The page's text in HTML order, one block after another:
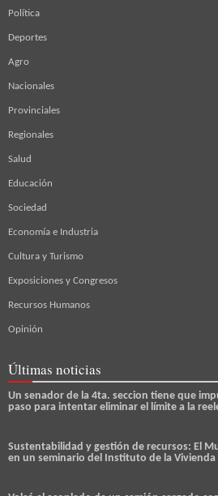
Política
Deportes
Agro
Nacionales
Provinciales
Regionales
Salud
Educación
Sociedad
Economía e Industria
Cultura y Turismo
Exposiciones y Congresos
Recursos Humanos
Opinión
Últimas noticias
Un senador de la 4ta. seccion tiene que
paso para intentar eliminar el límite a la
Sustentabilidad y gestión de recursos: El
en un seminario del Instituto de la Vivienda